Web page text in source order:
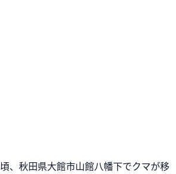
、秋田県大館市山館八幡下でクマが移